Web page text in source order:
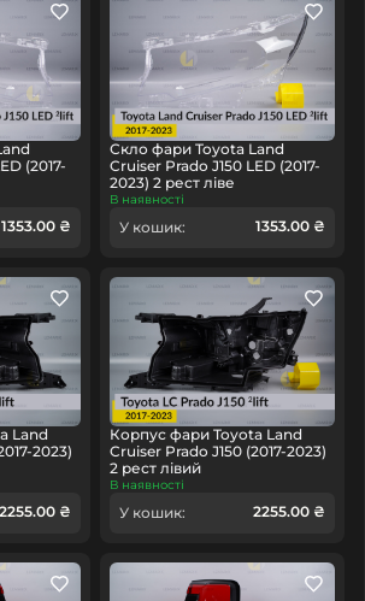
(2017-
1353.00 ₴
Скло фари Toyota Land
Cruiser Prado J150 LED (2017-
2023) 2 рест ліве
В наявності
У кошик: 1353.00 ₴
Land
2023)
2255.00 ₴
Корпус фари Toyota Land
Cruiser Prado J150 (2017-2023)
2 рест лівий
В наявності
У кошик: 2255.00 ₴